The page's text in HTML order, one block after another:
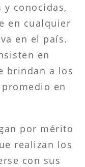
y conocidas,
en cualquier
en el país.
en
brindan a los
en
por mérito
realizan los
con sus